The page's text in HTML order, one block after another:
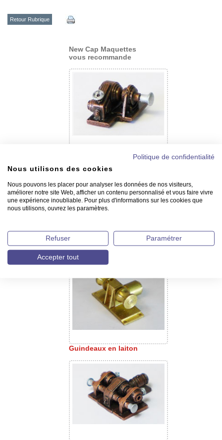
Retour Rubrique
New Cap Maquettes
vous recommande
Guindeau en métal - 24 mm
Guindeaux en résine
Guindeaux en laiton
Politique de confidentialité
Nous utilisons des cookies
Nous pouvons les placer pour analyser les données de nos visiteurs,
améliorer notre site Web, afficher un contenu personnalisé et vous faire vivre
une expérience inoubliable. Pour plus d'informations sur les cookies que
nous utilisons, ouvrez les paramètres.
Refuser Paramétrer
Accepter tout